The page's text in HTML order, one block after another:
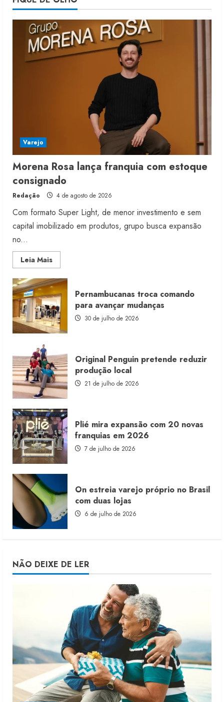
5
moda nacional
4 de agosto de 2026
Varejo
Morena Rosa lança franquia com estoque
consignado
Redação 4 de agosto de 2026
Com formato Super Light, de menor investimento e sem
capital imobilizado em produtos, grupo busca expansão
no...
Leia MaisRead
more
Morena
Rosa
lança
franquia
com
estoque
consignado
Pernambucanas troca comando
para avançar mudanças
30 de julho de 2026
Original Penguin pretende reduzir
produção local
21 de julho de 2026
Plié mira expansão com 20 novas
franquias em 2026
7 de julho de 2026
On estreia varejo próprio no Brasil
com duas lojas
6 de julho de 2026
NÃO DEIXE DE LER